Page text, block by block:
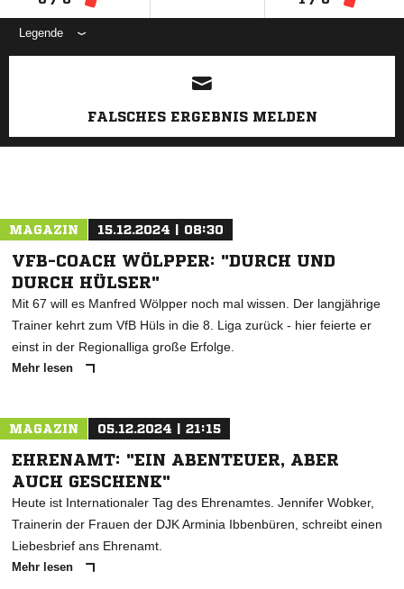
Legende
ANZEIGE
FALSCHES ERGEBNIS MELDEN
MAGAZIN 15.12.2024 | 08:30
VFB-COACH WÖLPPER: "DURCH UND
DURCH HÜLSER"
Mit 67 will es Manfred Wölpper noch mal wissen. Der langjährige
Trainer kehrt zum VfB Hüls in die 8. Liga zurück - hier feierte er
einst in der Regionalliga große Erfolge.
Mehr lesen
MAGAZIN 05.12.2024 | 21:15
EHRENAMT: "EIN ABENTEUER, ABER
AUCH GESCHENK"
Heute ist Internationaler Tag des Ehrenamtes. Jennifer Wobker,
Trainerin der Frauen der DJK Arminia Ibbenbüren, schreibt einen
Liebesbrief ans Ehrenamt.
Mehr lesen